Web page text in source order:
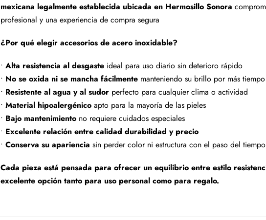
mexicana legalmente establecida ubicada en Hermosillo Sonora
profesional y una experiencia de compra segura
¿Por qué elegir accesorios de acero inoxidable?
• Alta resistencia al desgasteideal para uso diario sin deterioro rápido
• No se oxida ni se mancha fácilmentemanteniendo su brillo por más tiempo
• Resistente al agua y al sudorperfecto para cualquier clima o actividad
• Material hipoalergénicoapto para la mayoría de las pieles
• Bajo mantenimientono requiere cuidados especiales
• Excelente relación entre calidad durabilidad y precio
• Conserva su apariencia sin perder color ni estructura con el paso del tiempo
Cada pieza está pensada para ofrecer un equilibrio entre estilo
excelente opción tanto para uso personal como para regalo.